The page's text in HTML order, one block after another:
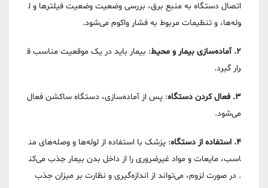
اتصال دستگاه به منبع برق، بررسی وضعیت وضعیت فیلترها و ل
وله‌ها، و تنظیمات مربوط به فشار واکوم می‌شود.
2. آماده‌سازی بیمار و محیط
: بیمار باید در یک موقعیت مناسب ق
رار گیرد.
3. فعال کردن دستگاه
: پس از آماده‌سازی، دستگاه ساکشن فعال
می‌شود.
4. استفاده از دستگاه
: پزشک با استفاده از لوله‌ها و وصله‌های من
اسب، مایعات و مواد غیرضروری را از داخل بدن بیمار جذب می‌کن
د. در صورت لزوم، می‌تواند از اندازه‌گیری و نظارت بر میزان جذب